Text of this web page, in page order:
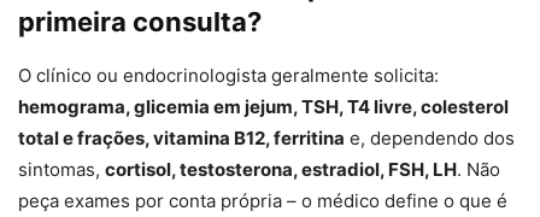
primeira consulta?
O clínico ou endocrinologista geralmente solicita:
hemograma, glicemia em jejum, TSH, T4 livre, colesterol
total e frações, vitamina B12, ferritina e, dependendo dos
sintomas, cortisol, testosterona, estradiol, FSH, LH. Não
peça exames por conta própria – o médico define o que é